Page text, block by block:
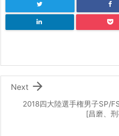
2018四大陸選手権男子SP/
[昌磨、

Next